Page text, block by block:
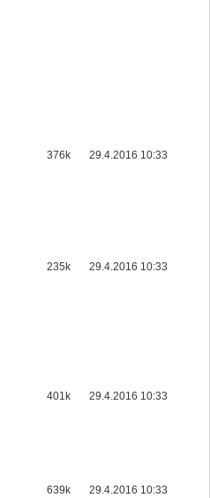
376k 29.4.2016 10:33
235k 29.4.2016 10:33
401k 29.4.2016 10:33
639k 29.4.2016 10:33